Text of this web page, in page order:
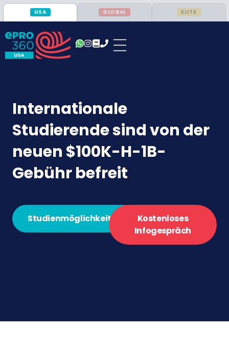
USA GLOBAL ELITE
Internationale
Studierende sind von der
neuen $100K-H-1B-
Gebühr befreit
Studienmöglichkeiten
Kostenloses
Infogespräch